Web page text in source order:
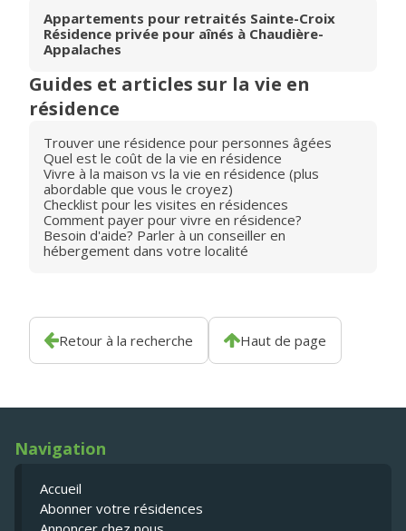
Appartements pour retraités Sainte-Croix
Résidence privée pour aînés à Chaudière-
Appalaches
Guides et articles sur la vie en
résidence
Trouver une résidence pour personnes âgées
Quel est le coût de la vie en résidence
Vivre à la maison vs la vie en résidence (plus
abordable que vous le croyez)
Checklist pour les visites en résidences
Comment payer pour vivre en résidence?
Besoin d'aide? Parler à un conseiller en
hébergement dans votre localité
Retour à la recherche Haut de page
Navigation
Accueil
Abonner votre résidences